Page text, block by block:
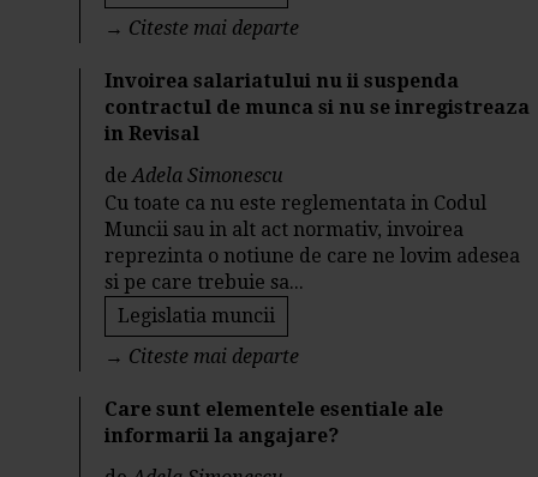
→ Citeste mai departe
Invoirea salariatului nu ii suspenda
contractul de munca si nu se inregistreaza
in Revisal
deAdela Simonescu
Cu toate ca nu este reglementata in Codul
Muncii sau in alt act normativ, invoirea
reprezinta o notiune de care ne lovim adesea
si pe care trebuie sa...
Legislatia muncii
→ Citeste mai departe
Care sunt elementele esentiale ale
informarii la angajare?